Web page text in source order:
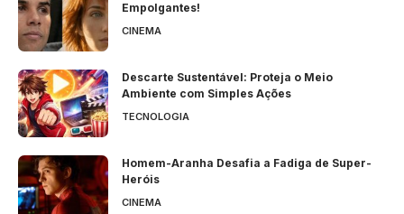
Empolgantes!
CINEMA
Descarte Sustentável: Proteja o Meio
Ambiente com Simples Ações
TECNOLOGIA
Homem-Aranha Desafia a Fadiga de Super-
Heróis
CINEMA